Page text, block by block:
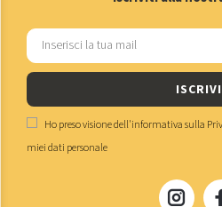
Ho preso visione dell'informativa sulla
miei dati personale